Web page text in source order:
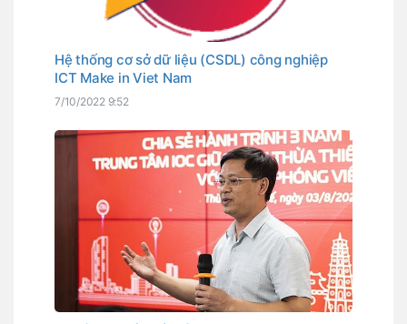
Hệ thống cơ sở dữ liệu (CSDL) công nghiệp
ICT Make in Viet Nam
7/10/2022 9:52